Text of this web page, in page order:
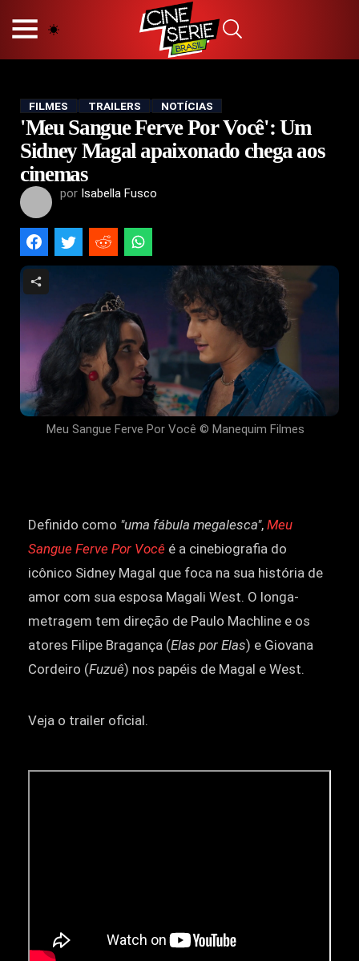
POLÍTICA DE PRIVACIDADE
TERMOS E CONDIÇÕES
CONTATO
Hot
Popular
Tendência
Filmes
Novelas
FILMES TRAILERS NOTÍCIAS
'Meu Sangue Ferve Por Você': Um
Sidney Magal apaixonado chega aos
cinemas
por Isabella Fusco
Meu Sangue Ferve Por Você © Manequim Filmes
Definido como "uma fábula megalesca", Meu
Sangue Ferve Por Você é a cinebiografia do
icônico Sidney Magal que foca na sua história de
amor com sua esposa Magali West. O longa-
metragem tem direção de Paulo Machline e os
atores Filipe Bragança (Elas por Elas) e Giovana
Cordeiro (Fuzuê) nos papéis de Magal e West.
Veja o trailer oficial.